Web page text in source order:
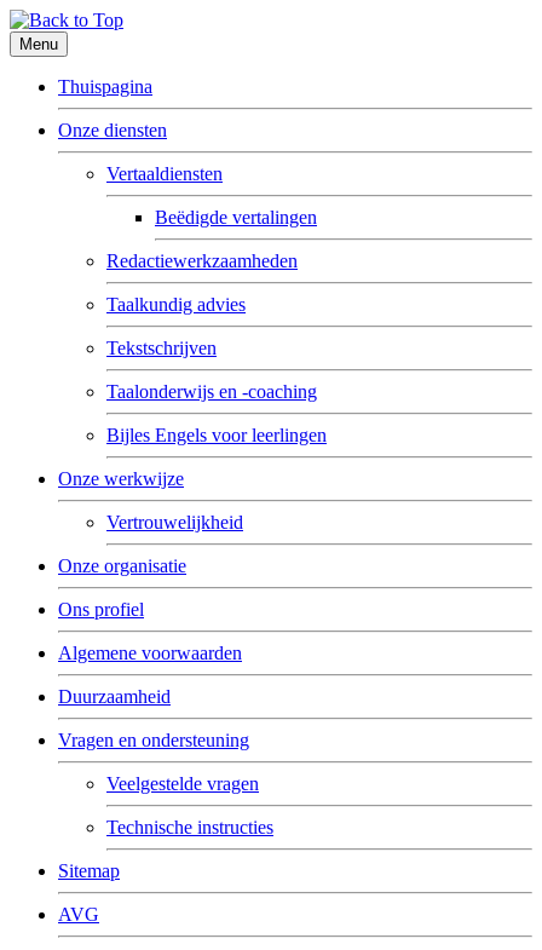
Menu
Thuispagina
Onze diensten
Vertaaldiensten
Beëdigde vertalingen
Redactiewerkzaamheden
Taalkundig advies
Tekstschrijven
Taalonderwijs en -coaching
Bijles Engels voor leerlingen
Onze werkwijze
Vertrouwelijkheid
Onze organisatie
Ons profiel
Algemene voorwaarden
Duurzaamheid
Vragen en ondersteuning
Veelgestelde vragen
Technische instructies
Sitemap
AVG